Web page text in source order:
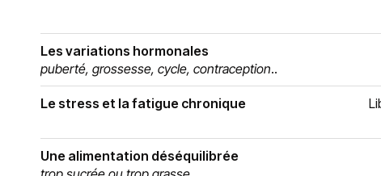
Les variations hormonales
puberté, grossesse, cycle, contraception..
Le stress et la fatigue chronique
Une alimentation déséquilibrée